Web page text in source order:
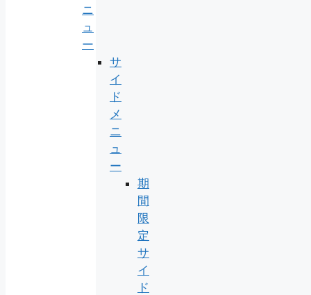
ニ
ュ
ー
サ
イ
ド
メ
ニ
ュ
ー
期
間
限
定
サ
イ
ド